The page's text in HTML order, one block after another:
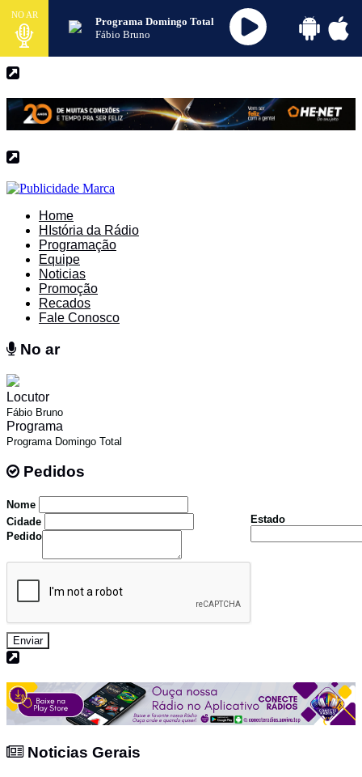
NO AR
Programa Domingo Total
Fábio Bruno
Home
HIstória da Rádio
Programação
Equipe
Noticias
Promoção
Recados
Fale Conosco
No ar
Locutor
Fábio Bruno
Programa
Programa Domingo Total
Pedidos
Nome
Cidade
Estado
Pedido
Enviar
Noticias Gerais